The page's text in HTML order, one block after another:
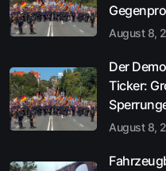
August 8,
Der
Ticker:
August 8,